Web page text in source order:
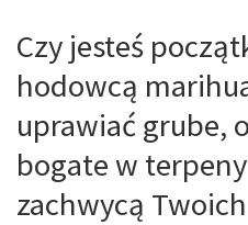
Czy jesteś
hodowcą
uprawiać grube,
bogate w
zachwycą